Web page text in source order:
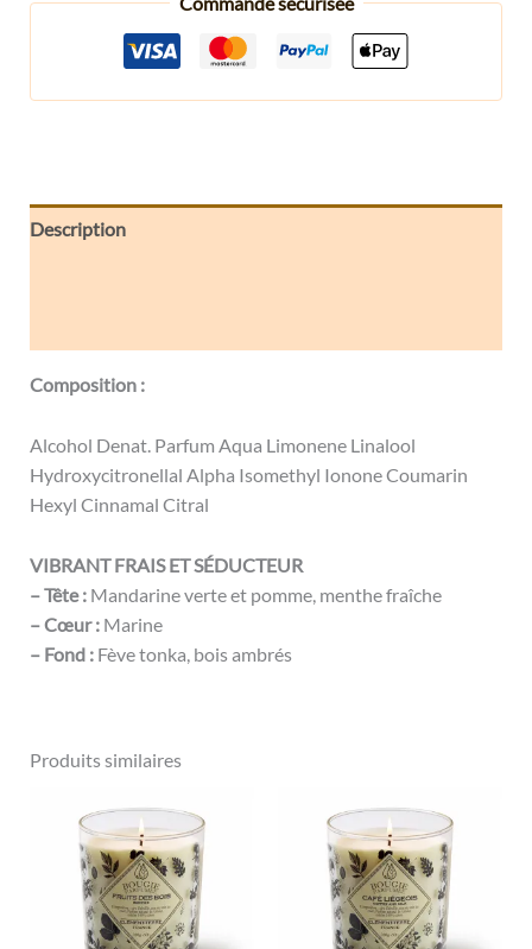
Description
Composition :
Alcohol Denat. Parfum Aqua Limonene Linalool
Hydroxycitronellal Alpha Isomethyl Ionone Coumarin
Hexyl Cinnamal Citral
VIBRANT FRAIS ET SÉDUCTEUR
– Tête :Mandarine verte et pomme, menthe fraîche
– Cœur :Marine
– Fond :Fève tonka, bois ambrés
Produits similaires